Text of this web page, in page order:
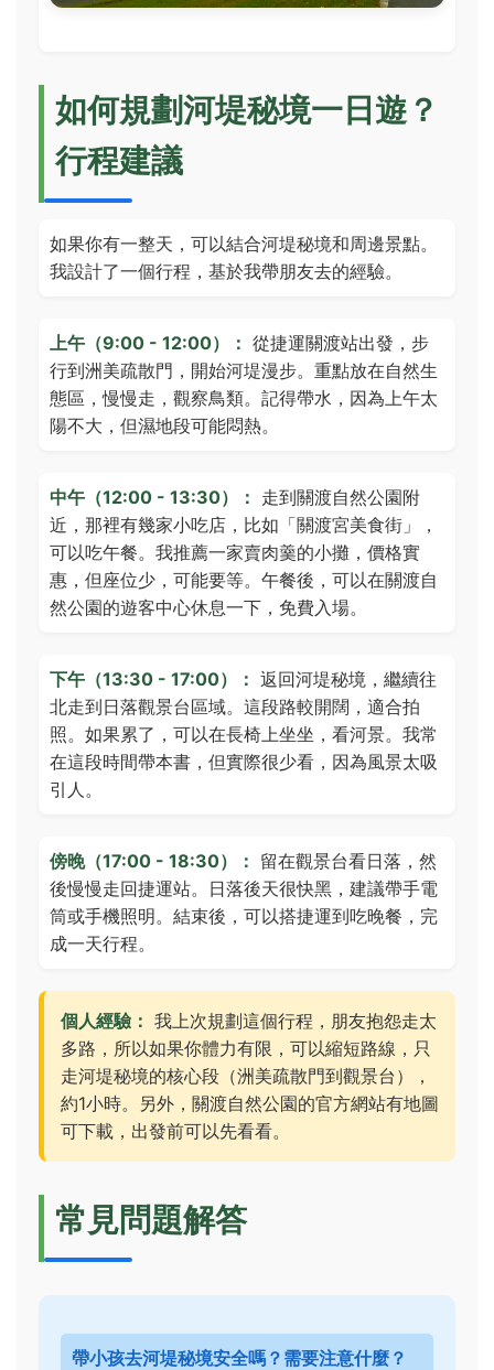
如何規劃河堤秘境一日遊？
行程建議
如果你有一整天，可以結合河堤秘境和周邊景點。
我設計了一個行程，基於我帶朋友去的經驗。
上午（9:00 - 12:00）： 從捷運關渡站出發，步
行到洲美疏散門，開始河堤漫步。重點放在自然生
態區，慢慢走，觀察鳥類。記得帶水，因為上午太
陽不大，但濕地段可能悶熱。
中午（12:00 - 13:30）： 走到關渡自然公園附
近，那裡有幾家小吃店，比如「關渡宮美食街」，
可以吃午餐。我推薦一家賣肉羹的小攤，價格實
惠，但座位少，可能要等。午餐後，可以在關渡自
然公園的遊客中心休息一下，免費入場。
下午（13:30 - 17:00）： 返回河堤秘境，繼續往
北走到日落觀景台區域。這段路較開闊，適合拍
照。如果累了，可以在長椅上坐坐，看河景。我常
在這段時間帶本書，但實際很少看，因為風景太吸
引人。
傍晚（17:00 - 18:30）： 留在觀景台看日落，然
後慢慢走回捷運站。日落後天很快黑，建議帶手電
筒或手機照明。結束後，可以搭捷運到吃晚餐，完
成一天行程。
個人經驗： 我上次規劃這個行程，朋友抱怨走太
多路，所以如果你體力有限，可以縮短路線，只
走河堤秘境的核心段（洲美疏散門到觀景台），
約1小時。另外，關渡自然公園的官方網站有地圖
可下載，出發前可以先看看。
常見問題解答
帶小孩去河堤秘境安全嗎？需要注意什麼？